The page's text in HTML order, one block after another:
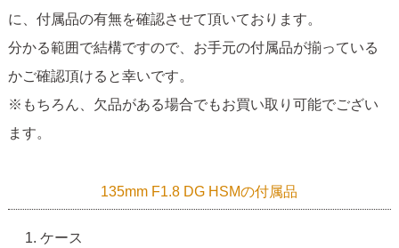
に、付属品の有無を確認させて頂いております。
分かる範囲で結構ですので、お手元の付属品が揃っている
かご確認頂けると幸いです。
※もちろん、欠品がある場合でもお買い取り可能でござい
ます。
135mm F1.8 DG HSMの付属品
ケース